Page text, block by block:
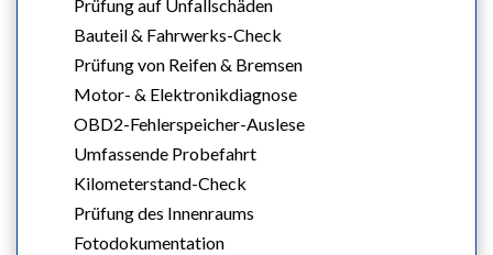
Prüfung auf Unfallschäden
Bauteil & Fahrwerks-Check
Prüfung von Reifen & Bremsen
Motor- & Elektronikdiagnose
OBD2-Fehlerspeicher-Auslese
Umfassende Probefahrt
Kilometerstand-Check
Prüfung des Innenraums
Fotodokumentation